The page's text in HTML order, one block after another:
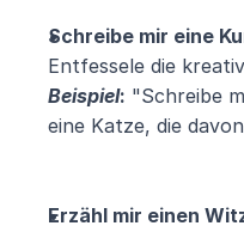
Schreibe mir eine
Entfessele die
Beispiel: "Schreibe
eine Katze, die
Erzähl mir einen